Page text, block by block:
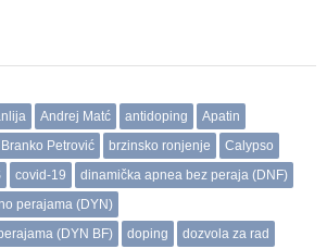
Andrej Matć antidoping
Apatin
Branko Petrović brzinsko ronjenje
Calypso
covid-19
dinamička apnea bez peraja (DNF)
perajama (DYN)
(DYN BF)
doping
dozvola za rad